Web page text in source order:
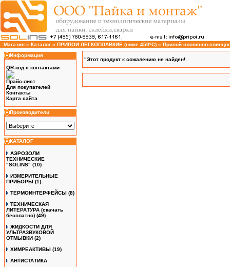
Магазин » Каталог » ПРИПОИ ЛЕГКОПЛАВКИЕ (ниже 450ºС) » Припой оловянно-
Информация
QR-код с контактами
Прайс-лист
Для покупателей
Контакты
Карта сайта
Производители
КАТАЛОГ
АЭРОЗОЛИ
ТЕХНИЧЕСКИЕ
"SOLINS" (10)
ИЗМЕРИТЕЛЬНЫЕ
ПРИБОРЫ (1)
ТЕРМОИНТЕРФЕЙСЫ (8)
ТЕХНИЧЕСКАЯ
ЛИТЕРАТУРА (скачать
бесплатно) (49)
ЖИДКОСТИ ДЛЯ
УЛЬТРАЗВУКОВОЙ
ОТМЫВКИ (2)
ХИМРЕАКТИВЫ (19)
АНТИСТАТИКА
"Этот продукт к сожалению не найден!